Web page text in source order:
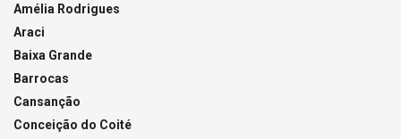
Amélia Rodrigues
Araci
Baixa Grande
Barrocas
Cansanção
Conceição do Coité